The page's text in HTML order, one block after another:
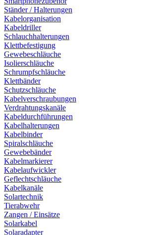
Ständer / Halterungen
Kabelorganisation
Kabeldriller
Schlauchhalterungen
Klettbefestigung
Gewebeschläuche
Isolierschläuche
Schrumpfschläuche
Klettbänder
Schutzschläuche
Kabelverschraubungen
Verdrahtungskanäle
Kabeldurchführungen
Kabelhalterungen
Kabelbinder
Spiralschläuche
Gewebebänder
Kabelmarkierer
Kabelaufwickler
Geflechtschläuche
Kabelkanäle
Solartechnik
Tierabwehr
Zangen / Einsätze
Solarkabel
Solaradapter